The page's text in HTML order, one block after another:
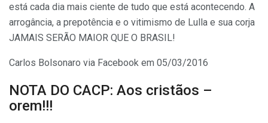
está cada dia mais ciente de tudo que está acontecendo. A
arrogância, a prepotência e o vitimismo de Lulla e sua corja
JAMAIS SERÃO MAIOR QUE O BRASIL!
Carlos Bolsonaro via Facebook em 05/03/2016
NOTA DO CACP: Aos cristãos –
orem!!!